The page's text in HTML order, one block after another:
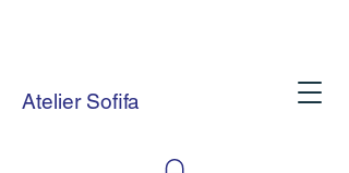
Atelier Sofifa